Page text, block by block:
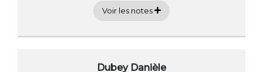
Voir les notes
Dubey Danièle